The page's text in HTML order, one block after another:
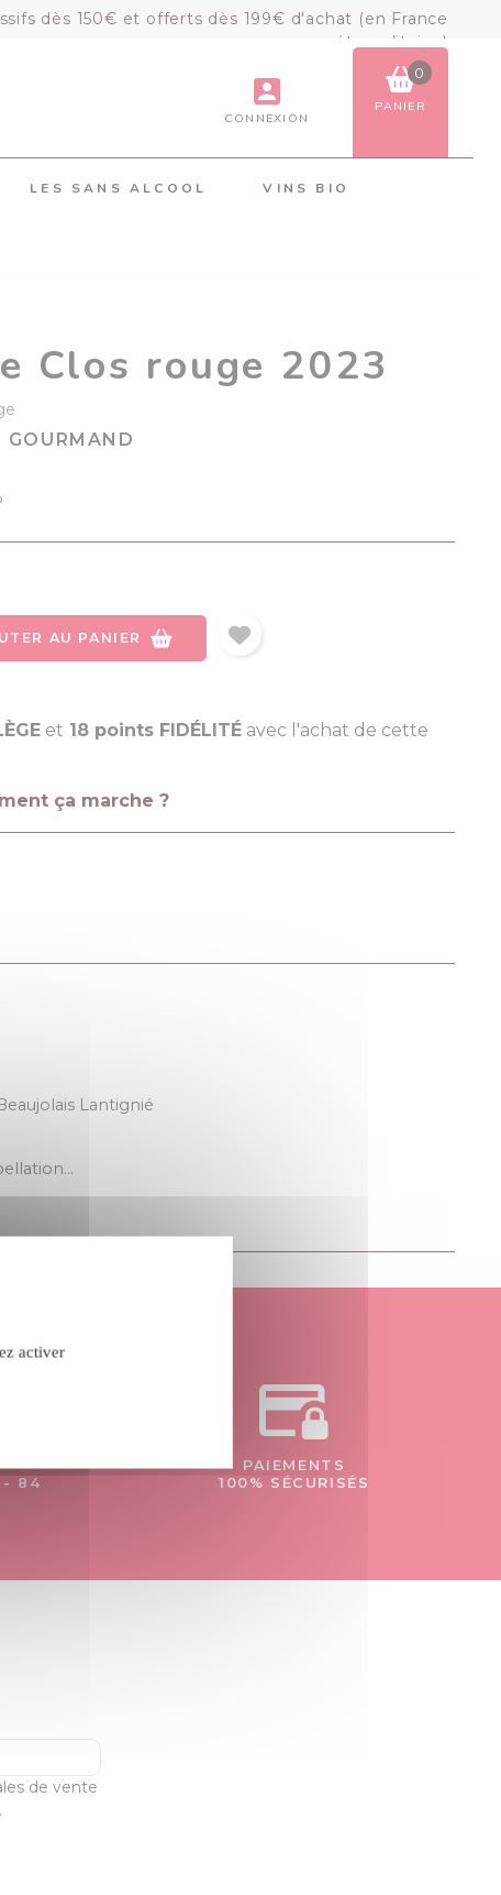
dès 150€ et offerts dès 199€ d'achat (en France
métropolitaine)
CONNEXION
0
PANIER
VOIR LE PANIER COMMANDER
LES SANS ALCOOL VINS BIO
Clos rouge 2023
GOURMAND
AU PANIER
et 18 points FIDÉLITÉ avec l'achat de cette
ça marche ?
Lantignié
- 84
PAIEMENTS
100% SÉCURISÉS
de vente
activer